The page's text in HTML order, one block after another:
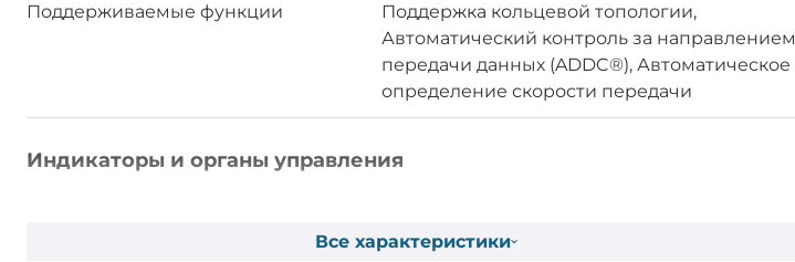
Поддерживаемые функции
Поддержка кольцевой топологии,
Автоматический контроль за направлением
передачи данных (ADDC®), Автоматическое
определение скорости передачи
Индикаторы и органы управления
индикаторы RX
Все характеристики